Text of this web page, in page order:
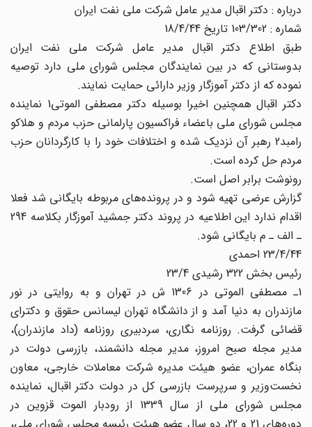
درباره : دکتر اقبال مدیر عامل شرکت ملى نفت ایران
شماره : 103/302 تاریخ 18/4/44
طبق اطلاع دکتر اقبال مدیر عامل شرکت ملى نفت ایران
بدوستانى که در بین نمایندگان مجلس شوراى ملى دارد توصیه
نموده که از دکتر آموزگار وزیر دارائى حمایت نمایند.
دکتر اقبال همچنین اخیرا بوسیله دکتر مصطفى الموتى1 نماینده
مجلس شوراى ملى باعضاء فراکسیون پارلمانى حزب مردم و هلاکو
رامبد2 رهبر آن نزدیک شده و اختلافات خود را با کارگردانان حزب
مردم حل کرده است.
رونوشت برابر اصل است.
گزارش عرضى تهیه شود و در پرونده‌هاى مربوطه بایگانى شد فعلا
اقدام ندارد این اطلاعیه در پروند دکتر جمشید آموزگار بکلاسه 294
ـ الف ـ م بایگانى شود.
23/4/44 احمدى
رئیس بخش 322 رشیدى 23/4
1ـ مصطفى الموتى در 1306 ش در تهران و به روایتى در نور
مازندران به دنیا آمد و از دانشگاه تهران لیسانس حقوق و دکتراى
قضائى گرفت. روزنامه نگارى، سردبیرى روزنامه (داد مازندران)،
مدیر مجله صبح امروز، مدیر مجله دانشمند، بازرسى دولت در
بنگاه عمران، عضو هیئت مدیره شرکت معاملات خارجى، معاون
نخست‌وزیر و سرپرست بازرسى کل در دولت دکتر اقبال، نماینده
مجلس شوراى ملى از سال 1339 از رودبار الموت قزوین در